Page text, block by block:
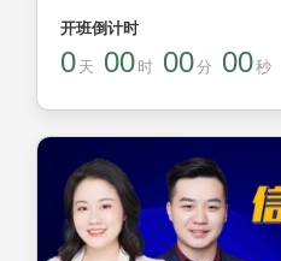
开班倒计时
0 天 00 时 00分 00秒